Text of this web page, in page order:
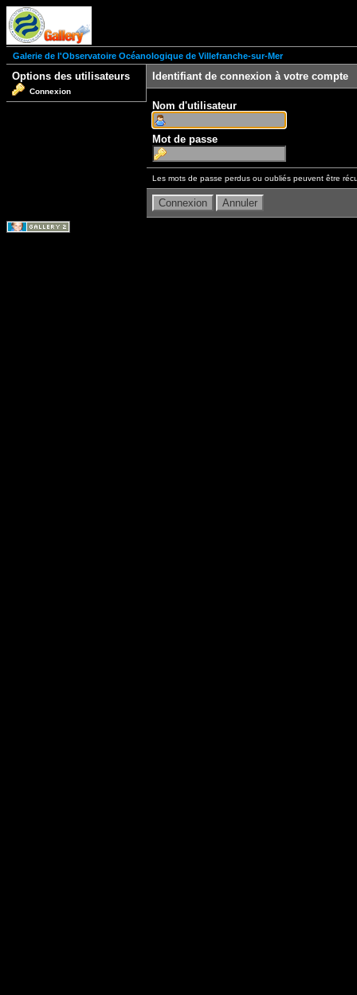
Galerie de l'Observatoire Océanologique de Villefranche-sur-Mer
Options des utilisateurs
Connexion
Identifiant de connexion à votre compte
Nom d'utilisateur
Mot de passe
Les mots de passe perdus ou oubliés peuvent être